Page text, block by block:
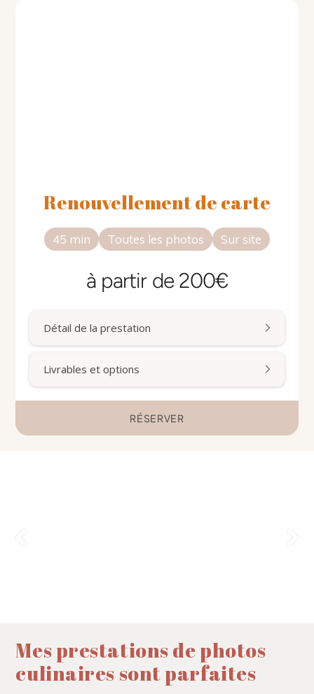
Renouvellement de carte
45 min Toutes les photos Sur site
à partir de 200€
Détail de la prestation
Livrables et options
RÉSERVER
Mes prestations de photos
culinaires sont parfaites